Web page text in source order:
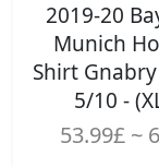
2019-20
Munich
Shirt
5/10 -
53.99£ ~